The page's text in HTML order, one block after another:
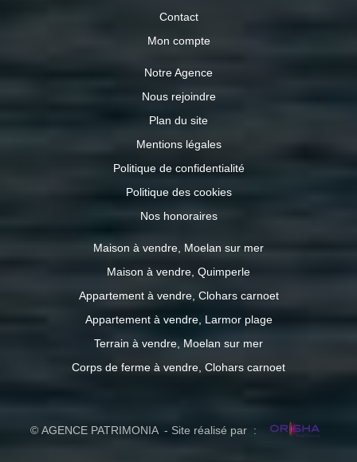
Contact
Mon compte
Notre Agence
Nous rejoindre
Plan du site
Mentions légales
Politique de confidentialité
Politique des cookies
Nos honoraires
Maison à vendre, Moelan sur mer
Maison à vendre, Quimperle
Appartement à vendre, Clohars carnoet
Appartement à vendre, Larmor plage
Terrain à vendre, Moelan sur mer
Corps de ferme à vendre, Clohars carnoet
© AGENCE PATRIMONIA - Site réalisé par :